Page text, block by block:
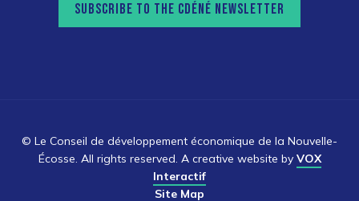
SUBSCRIBE TO THE CDÉNÉ NEWSLETTER
© Le Conseil de développement économique de la Nouvelle-
Écosse. All rights reserved. A creative website by VOX
Interactif
Site Map